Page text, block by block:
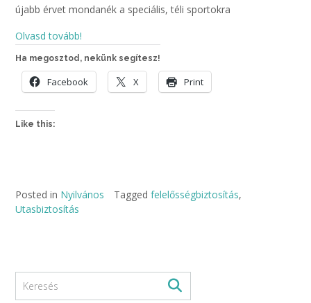
újabb érvet mondanék a speciális, téli sportokra
Olvasd tovább!
Ha megosztod, nekünk segítesz!
Facebook X Print
Like this:
Posted in Nyilvános Tagged felelősségbiztosítás,
Utasbiztosítás